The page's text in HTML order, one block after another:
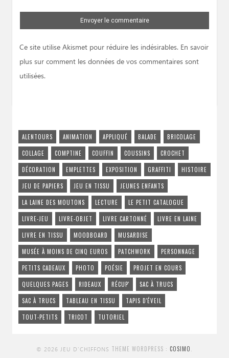
Ce site utilise Akismet pour réduire les indésirables. En savoir
plus sur comment les données de vos commentaires sont
utilisées.
ALENTOURS ANIMATION APPLIQUÉ BALADE
BRICOLAGE
COLLAGE
COMPTINE COUFFIN COUSSINS
CROCHET
DÉCORATION
EMPLETTES EXPOSITION GRAFFITI
HISTOIRE
JEU DE PAPIERS
JEU EN TISSU
JEUNES ENFANTS
LA LAINE DES MOUTONS
LECTURE
LE PETIT CATALOGUE
LIVRE-JEU
LIVRE-OBJET LIVRE CARTONNÉ
LIVRE EN LAINE
LIVRE EN TISSU
MOODBOARD
MUSARDISE
MUSÉE À MOINS DE CINQ EUROS
PATCHWORK
PERSONNAGE
PETITS CADEAUX
PHOTO POÉSIE
PROJET EN COURS
QUELQUES PAGES
RIDEAUX RÉCUP'
SAC À TRUCS
SAC À TRUCS
TABLEAU EN TISSU
TAPIS D'ÉVEIL
TOUT-PETITS
TRICOT TUTORIEL
© 2026 JEU D'CHIFFONS THEME WORDPRESS : COSIMO